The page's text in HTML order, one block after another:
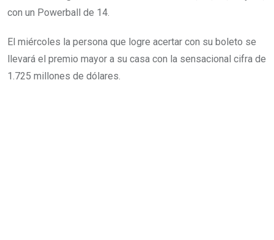
con un Powerball de 14.
El miércoles la persona que logre acertar con su boleto se
llevará el premio mayor a su casa con la sensacional cifra de
1.725 millones de dólares.